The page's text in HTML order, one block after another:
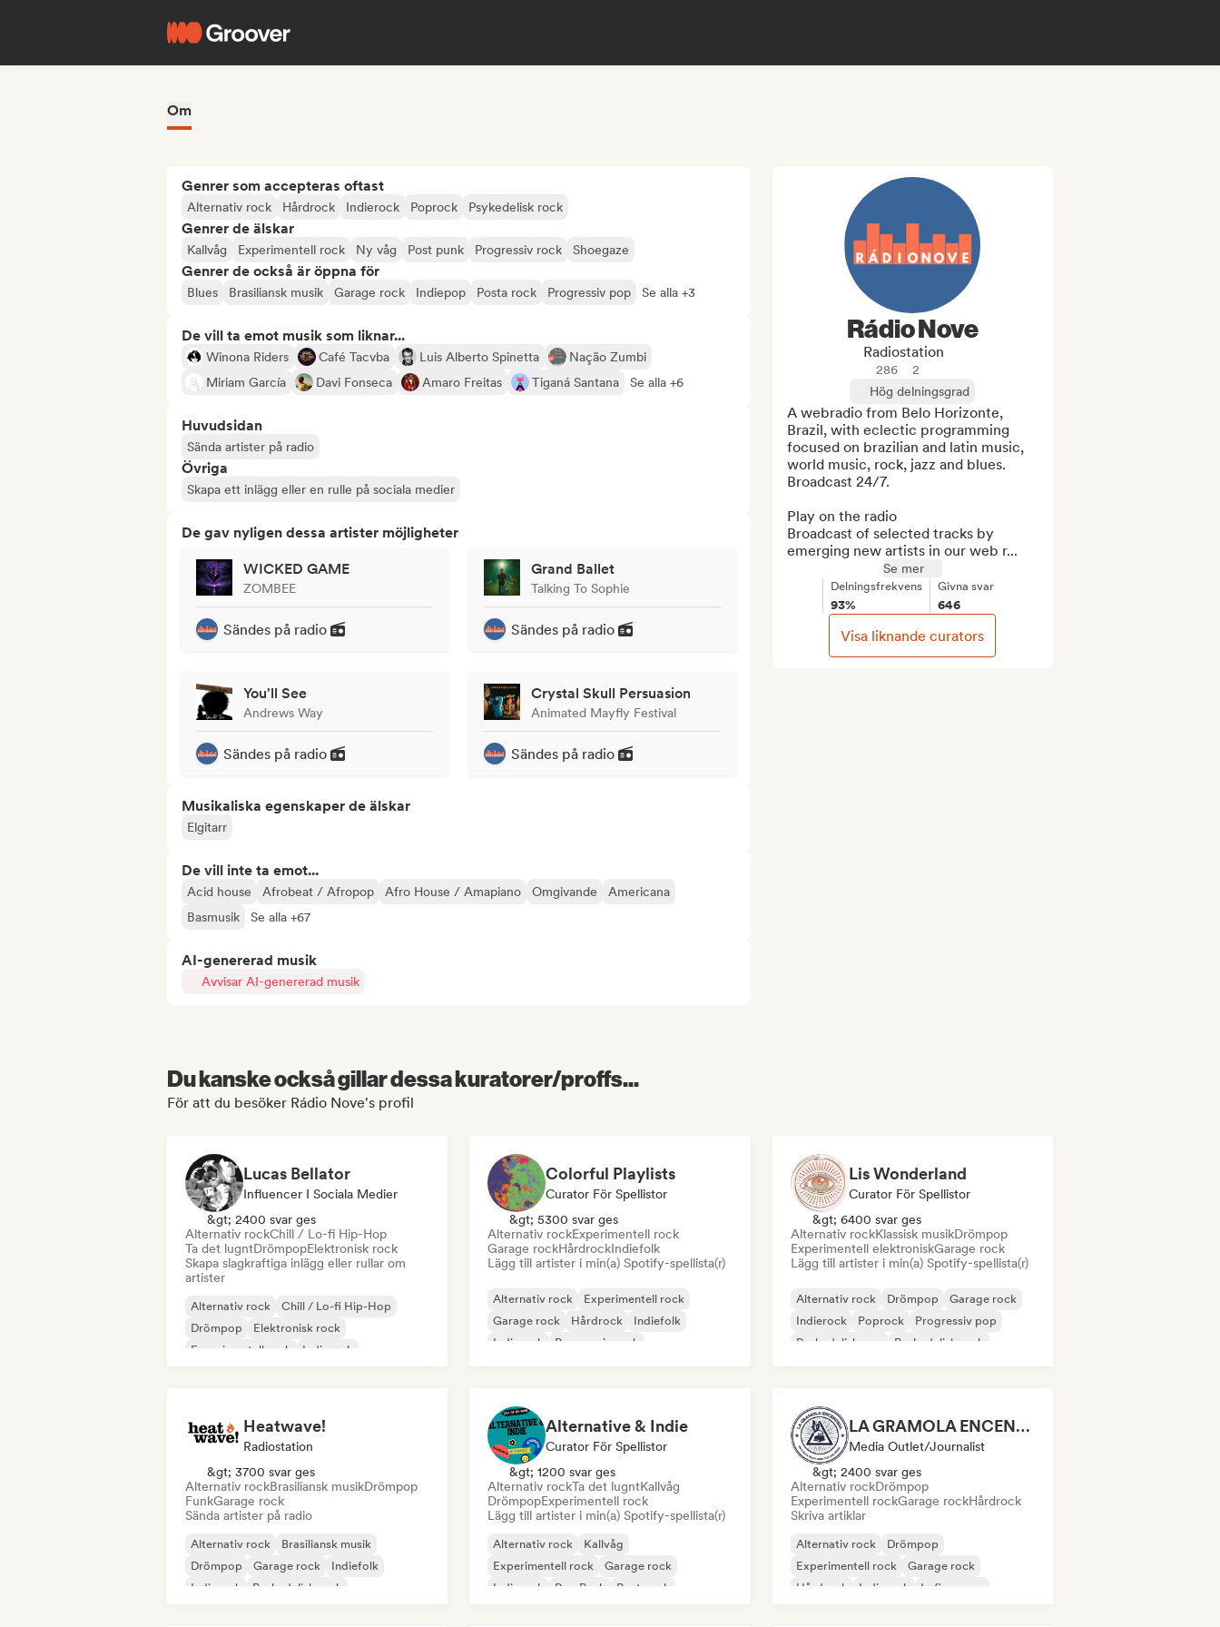
Om
Genrer som accepteras oftast
Alternativ rock Hårdrock Indierock Poprock Psykedelisk rock
Genrer de älskar
Kallvåg Experimentell rock Ny våg Post punk Progressiv rock Shoegaze
Genrer de också är öppna för
Blues Brasiliansk musik Garage rock Indiepop Posta rock Progressiv pop Se alla +3
De vill ta emot musik som liknar...
Winona Riders Café Tacvba Luis Alberto Spinetta
Nação Zumbi
Miriam García
Davi Fonseca Amaro Freitas Tiganá Santana Se alla +6
Huvudsidan
Sända artister på radio
Övriga
Skapa ett inlägg eller en rulle på sociala medier
De gav nyligen dessa artister möjligheter
WICKED GAME
ZOMBEE
Sändes på radio
Grand Ballet
Talking To Sophie
Sändes på radio
You'll See
Andrews Way
Sändes på radio
Crystal Skull Persuasion
Animated Mayfly Festival
Sändes på radio
Musikaliska egenskaper de älskar
Elgitarr
De vill inte ta emot...
Acid house Afrobeat / Afropop Afro House / Amapiano Omgivande
Americana
Basmusik
Se alla +67
AI-genererad musik
Avvisar AI-genererad musik
Rádio Nove
Radiostation
286
2
Hög delningsgrad
A webradio from Belo Horizonte,
Brazil, with eclectic programming
focused on brazilian and latin music,
world music, rock, jazz and blues.
Broadcast 24/7.
Play on the radio
Broadcast of selected tracks by
emerging new artists in our web r...
Se mer
Delningsfrekvens
93%
Givna svar
646
Visa liknande curators
Du kanske också gillar dessa kuratorer/proffs...
För att du besöker Rádio Nove's profil
Lucas Bellator
Influencer I Sociala Medier
&gt; 2400 svar ges
Alternativ rockChill / Lo-fi Hip-Hop
Ta det lugntDrömpopElektronisk rock
Skapa slagkraftiga inlägg eller rullar om
artister
Alternativ rock
Chill / Lo-fi Hip-Hop
Drömpop
Elektronisk rock
Experimentell rock
Indierock
Colorful Playlists
Curator För Spellistor
&gt; 5300 svar ges
Alternativ rockExperimentell rock
Garage rockHårdrockIndiefolk
Lägg till artister i min(a) Spotify-spellista(r)
Alternativ rock
Experimentell rock
Garage rock
Hårdrock
Indiefolk
Indierock
Progressiv rock
Lis Wonderland
Curator För Spellistor
&gt; 6400 svar ges
Alternativ rockKlassisk musikDrömpop
Experimentell elektroniskGarage rock
Lägg till artister i min(a) Spotify-spellista(r)
Alternativ rock Drömpop
Garage rock
Indierock
Poprock
Progressiv pop
Psykedelisk pop
Psykedelisk rock
Heatwave!
Radiostation
&gt; 3700 svar ges
Alternativ rockBrasiliansk musikDrömpop
FunkGarage rock
Sända artister på radio
Alternativ rock
Brasiliansk musik
Drömpop
Garage rock
Indiefolk
Indierock
Psykedelisk rock
Alternative & Indie
Curator För Spellistor
&gt; 1200 svar ges
Alternativ rockTa det lugntKallvåg
DrömpopExperimentell rock
Lägg till artister i min(a) Spotify-spellista(r)
Alternativ rock
Kallvåg
Experimentell rock
Garage rock
Indierock
Pop Punk
Post punk
LA GRAMOLA ENCENDIDA
Media Outlet/Journalist
&gt; 2400 svar ges
Alternativ rockDrömpop
Experimentell rockGarage rockHårdrock
Skriva artiklar
Alternativ rock
Drömpop
Experimentell rock
Garage rock
Hårdrock
Indierock
Lofi sovrum